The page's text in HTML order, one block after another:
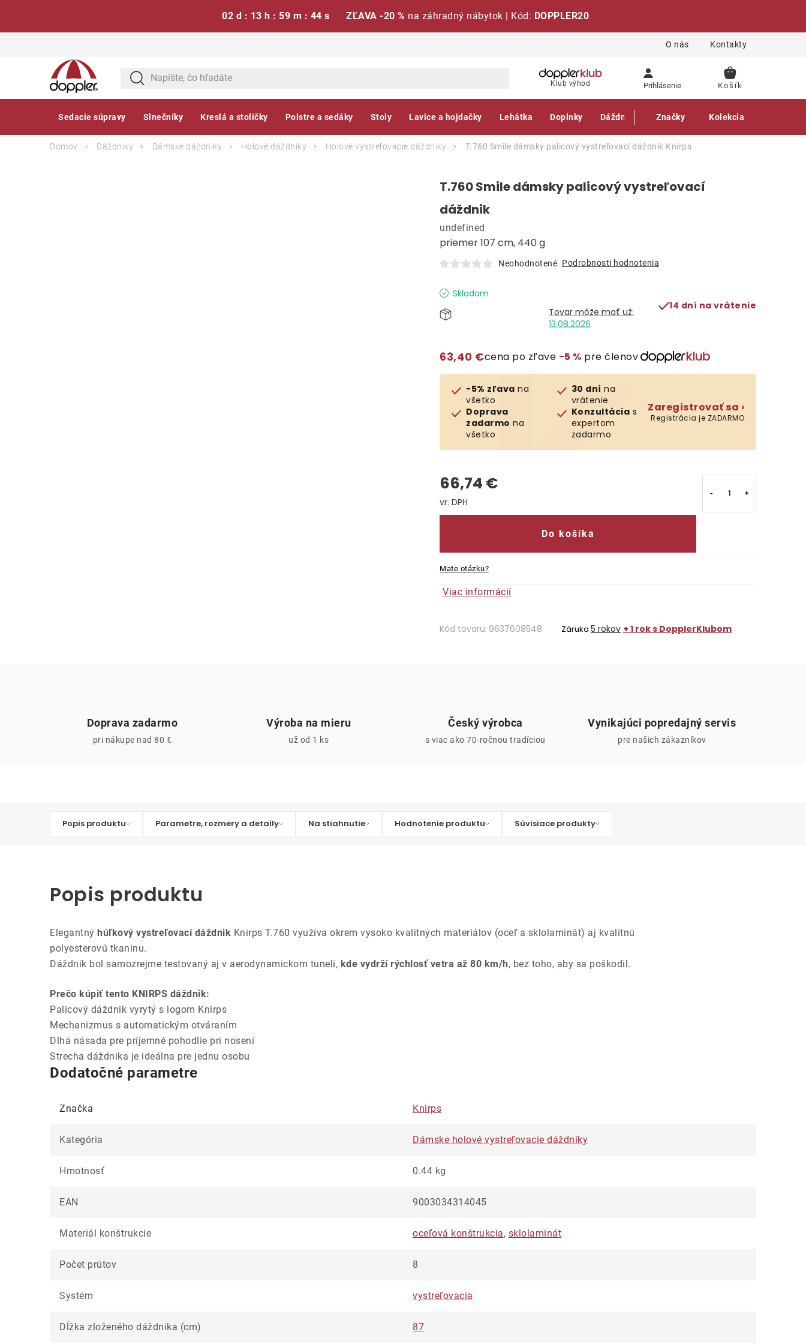
02 d : 13 h : 59 m : 43 s ZĽAVA -20 % na záhradný nábytok | Kód: DOPPLER20
O nás Kontakty
Klub výhod Prihlásenie
NÁKUPNÝ
Sedacie súpravy Slnečníky Kreslá a stoličky Polstre a sedáky Stoly Lavice a hojdačky Lehátka Doplnky Dáždniky Gastro produkty
Značky Kolekcia
Domov Dáždniky Dámske dáždniky Holové dáždniky Holové vystreľovacie dáždniky T.760 Smile dámsky palicový vystreľovací dáždnik Knirps
T.760 Smile dámsky palicový vystreľovací
dáždnik
priemer 107 cm, 440 g
undefined
Neohodnotené Podrobnosti hodnotenia
Skladom
13.08.2026
14 dní na vrátenie
63,40 €cena po zľave −5 % pre členov
-5% zľava na
všetko
Doprava
zadarmo na
všetko
30 dní na
vrátenie
Konzultácia s
expertom
zadarmo
Zaregistrovať sa ›
Registrácia je ZADARMO
66,74 €
Jednotková cena:
Do košíka
Mate otázku?
Viac informácií
Kód tovaru: 9637608548 Záruka 5 rokov + 1 rok s DopplerKlubom
Doprava zadarmo
pri nákupe nad 80 €
Výroba na mieru
už od 1 ks
Český výrobca
s viac ako 70-ročnou tradíciou
Vynikajúci popredajný servis
pre našich zákazníkov
Popis produktu Parametre, rozmery a detaily Na stiahnutie Hodnotenie produktu Súvisiace produkty
Popis produktu
Elegantný húľkový vystreľovací dáždnik Knirps T.760 využíva okrem vysoko kvalitných materiálov (oceľ a sklolaminát) aj kvalitnú
polyesterovú tkaninu.
Dáždnik bol samozrejme testovaný aj v aerodynamickom tuneli, kde vydrží rýchlosť vetra až 80 km/h, bez toho, aby sa poškodil.
Prečo kúpiť tento KNIRPS dáždnik:
Palicový dáždnik vyrytý s logom Knirps
Mechanizmus s automatickým otváraním
Dlhá násada pre príjemné pohodlie pri nosení
Strecha dáždnika je ideálna pre jednu osobu
Dodatočné parametre
Značka Knirps
Kategória Dámske holové vystreľovacie dáždniky
Hmotnosť 0.44 kg
EAN 9003034314045
Materiál konštrukcie oceľová konštrukcia, sklolaminát
Počet prútov 8
Systém vystreľovacia
Dĺžka zloženého dáždnika (cm) 87